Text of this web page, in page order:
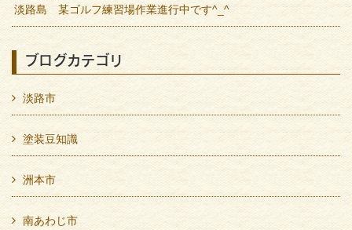
淡路島 某ゴルフ練習場作業進行中です^_^
ブログカテゴリ
淡路市
塗装豆知識
洲本市
南あわじ市